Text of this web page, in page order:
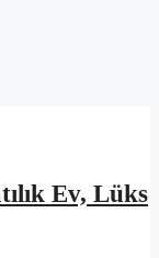
Ev, Lüks